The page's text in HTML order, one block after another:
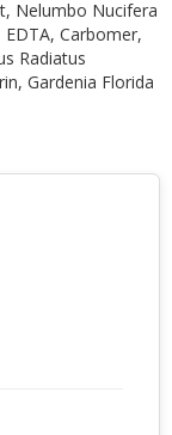
Nelumbo Nucifera
Carbomer,
Radiatus
Gardenia Florida